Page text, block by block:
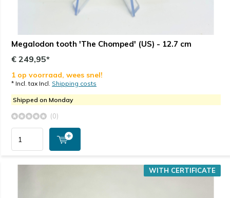
Megalodon tooth 'The Chomped' (US) - 12.7 cm
€ 249,95*
1 op voorraad, wees snel!
* Incl. tax Incl. Shipping costs
Shipped on Monday
(0)
WITH CERTIFICATE